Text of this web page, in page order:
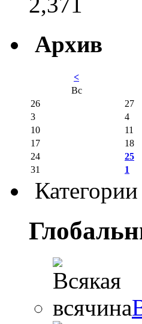
Архив
<
Вс
26
27
3
4
10
11
17
18
24
25
31
1